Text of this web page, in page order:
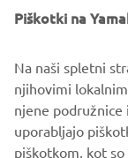
Za popoln in
Dakar 2023
VSE NOVICE
Piškotki na
Na naši spletni
njihovimi
njene podružnice
uporabljajo
piškotkom, kot